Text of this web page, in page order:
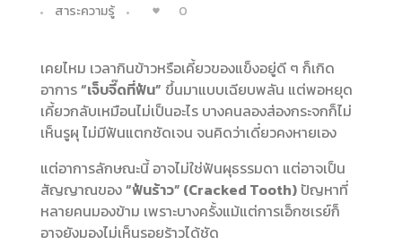
สาระความรู้
0
เคยไหม เวลากินข้าวหรือเคี้ยวของแข็งอยู่ดี ๆ ก็เกิด
อาการ“เจ็บจี๊ดที่ฟัน” ขึ้นมาแบบเฉียบพลัน แต่พอหยุด
เคี้ยวกลับเหมือนไม่เป็นอะไร บางคนลองส่องกระจกก็ไม่
เห็นรูผุ ไม่มีฟันแตกชัดเจน จนคิดว่าเดี๋ยวคงหายเอง
แต่อาการลักษณะนี้ อาจไม่ใช่ฟันผุธรรมดา แต่อาจเป็น
สัญญาณของ“ฟันร้าว” (Cracked Tooth) ปัญหาที่
หลายคนมองข้าม เพราะบางครั้งแม้แต่การเอ็กซเรย์ก็
อาจยังมองไม่เห็นรอยร้าวได้ชัด